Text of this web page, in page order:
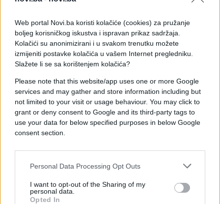
Web portal Novi.ba koristi kolačiće (cookies) za pružanje
boljeg korisničkog iskustva i ispravan prikaz sadržaja.
Kolačići su anonimizirani i u svakom trenutku možete
izmijeniti postavke kolačića u vašem Internet pregledniku.
Slažete li se sa korištenjem kolačića?
Please note that this website/app uses one or more Google
services and may gather and store information including but
not limited to your visit or usage behaviour. You may click to
grant or deny consent to Google and its third-party tags to
use your data for below specified purposes in below Google
consent section.
Personal Data Processing Opt Outs
I want to opt-out of the Sharing of my
personal data.
Opted In
Nakon što je saznala više o misterioznoj Dajen,
Maja je rekla da su se njena osećanja prema kožnoj
jakni promenila. „Mogla sam da osetim slomljeno
srce koje je nosilo ovu jaknu“, rekla je ona.
U drugim džepovima su se nalazili još fascinantniji
predmeti. Pronašla je tri srebrna dolara iz 1921. U
drugom džepu je bila mala flaša kanadskog viskija
„Seagrams“ iz 1966, a u velikom džepu sa
rajsferšlusom na poleđini jakne, pronašla je
godine“, glasio je jedan sumorni dnevnički zapis.
Novogodišnji zapis od 1. januara 1972. sadržao je
samo jednu reč: „Zašto?“